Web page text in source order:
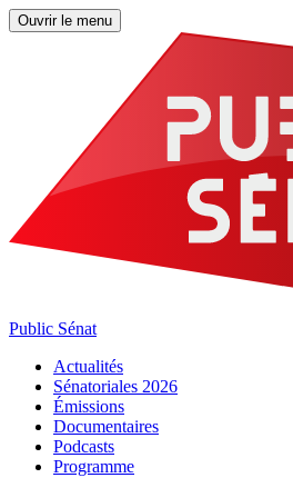
Ouvrir le menu
Public Sénat
Actualités
Sénatoriales 2026
Émissions
Documentaires
Podcasts
Programme